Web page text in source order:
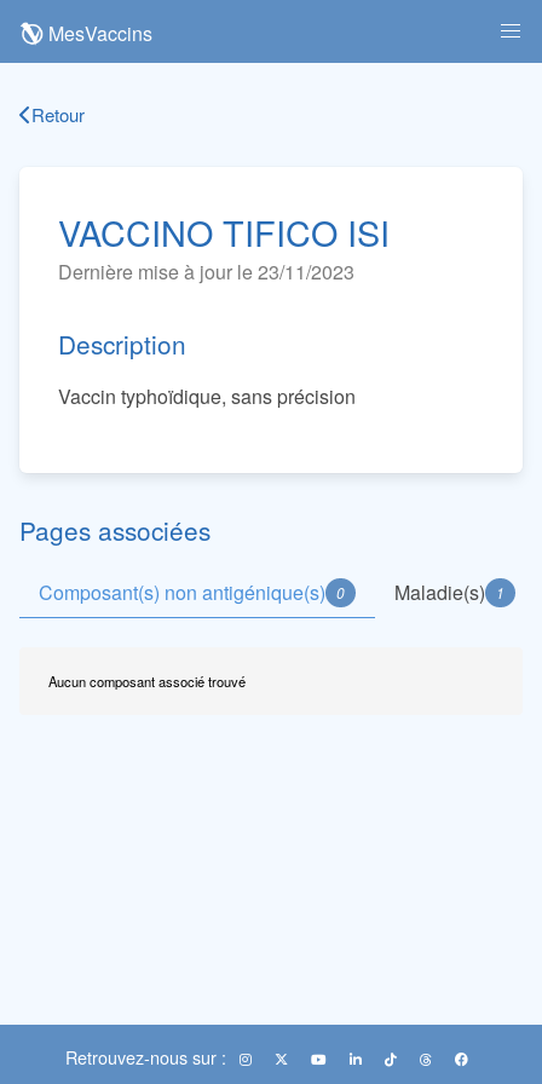
MesVaccins
Retour
VACCINO TIFICO ISI
Dernière mise à jour le 23/11/2023
Description
Vaccin typhoïdique, sans précision
Pages associées
Composant(s) non antigénique(s) 0 Maladie(s) 1
Aucun composant associé trouvé
Retrouvez-nous sur :